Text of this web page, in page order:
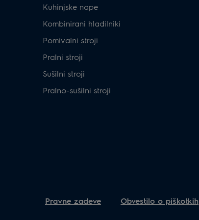
Kuhinjske nape
Kombinirani hladilniki
Pomivalni stroji
Pralni stroji
Sušilni stroji
Pralno-sušilni stroji
Pravne zadeve Obvestilo o piškotkih